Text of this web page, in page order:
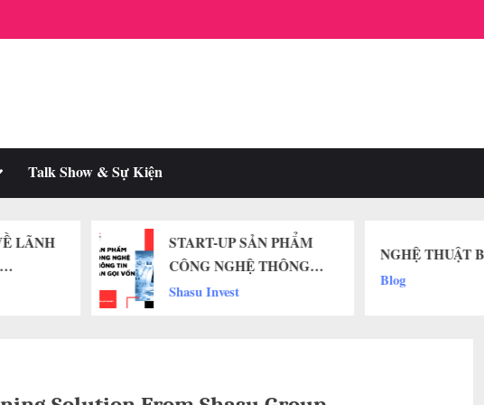
Talk Show & Sự Kiện
START-UP SẢN PHẨM
CÔNG NGHỆ THÔNG
TIN CẦN GỌI VỐN
Shasu Invest
NGHỆ THUẬT BLOCKCHAIN
Blog